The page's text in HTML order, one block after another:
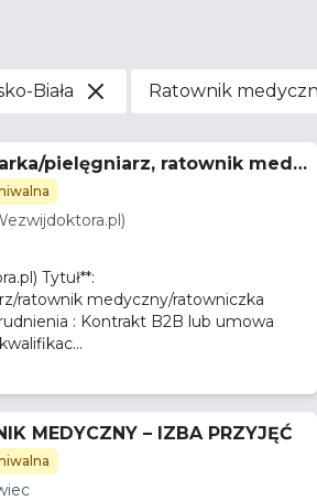
Biała Ratownik
pielęgniarz, ratownik medy
ratownik medyczny/ratowniczka
kwalifikac...
MEDYCZNY – IZBA PRZYJĘĆ